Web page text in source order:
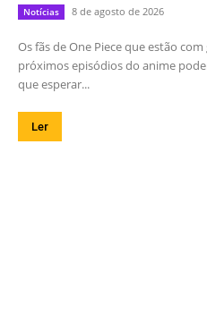
Notícias 8 de agosto de 2026
Os fãs de One Piece que estão
próximos episódios do anime
que esperar...
Ler